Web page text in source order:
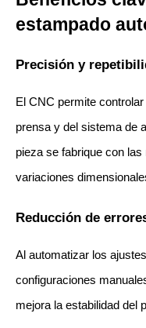
estampado
Precisión y
El CNC permite
prensa y del sistema de
pieza se fabrique con
variaciones
Reducción de
Al automatizar los
configuraciones
mejora la estabilidad del